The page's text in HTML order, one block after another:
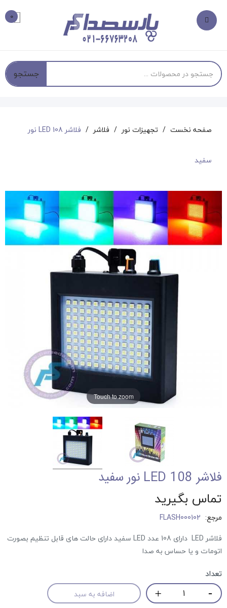
0
جستجو
صفحه نخست تجهیزات نور فلاشر فلاشر LED 108 نور
سفید
Touch to zoom
فلاشر LED 108 نور سفید
تماس بگیرید
مرجع: FLASH000102
فلاشر LED دارای 108 عدد LED سفید دارای حالت های قابل تنظیم بصورت
اتومات و یا حساس به صدا
تعداد
اضافه به سبد